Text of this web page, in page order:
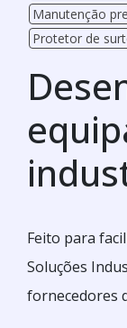
Manutenção
Protetor de
Feito para
Soluções
fornecedores